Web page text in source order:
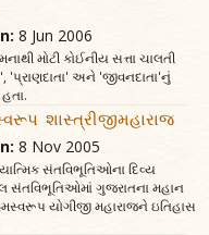
8 Jun 2006
મોટી કોઈનીય સત્તા ચાલતી
'પ્રાણદાતા' અને 'જીવનદાતા'નું
શાસ્ત્રીજીમહારાજ
8 Nov 2005
સંતવિભૂતિઓના દિવ્ય
સંતવિભૂતિઓમાં ગુજરાતના મહાન
યોગીજી મહારાજને ઇતિહાસ